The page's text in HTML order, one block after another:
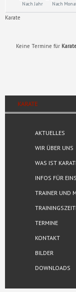
Nach Jahr Nach
Karate
Keine Termine für
KARATE
AKTUELLES
WIR ÜBER UNS
WAS IST
INFOS FÜR
TRAINER UND
TERMINE
KONTAKT
BILDER
DOWNLOADS